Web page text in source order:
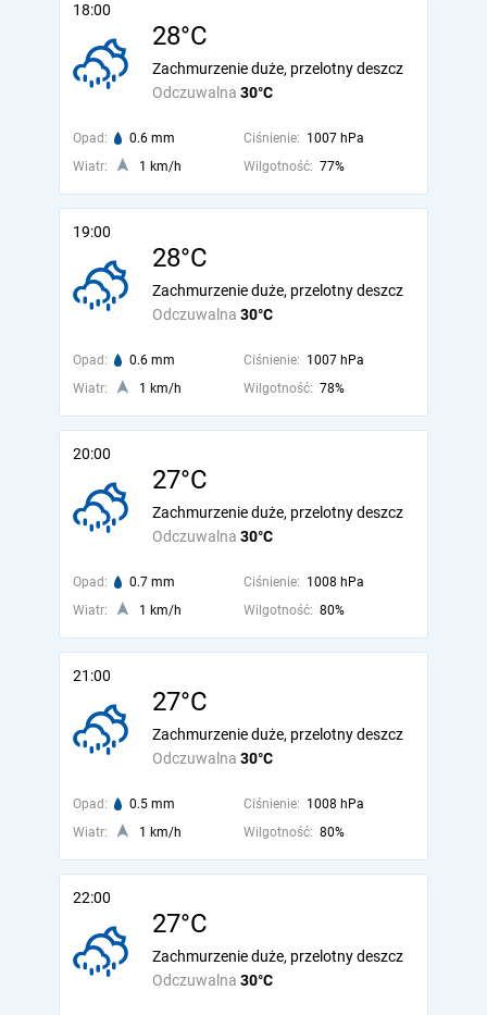
18:00
28°C
Odczuwalna 30°C
Zachmurzenie duże, przelotny deszcz
Opad: 0.6 mm Ciśnienie: 1007 hPa
Wiatr:
1 km/h Wilgotność: 77%
19:00
28°C
Odczuwalna 30°C
Zachmurzenie duże, przelotny deszcz
Opad: 0.6 mm Ciśnienie: 1007 hPa
Wiatr:
1 km/h Wilgotność: 78%
20:00
27°C
Odczuwalna 30°C
Zachmurzenie duże, przelotny deszcz
Opad: 0.7 mm Ciśnienie: 1008 hPa
Wiatr:
1 km/h Wilgotność: 80%
21:00
27°C
Odczuwalna 30°C
Zachmurzenie duże, przelotny deszcz
Opad: 0.5 mm Ciśnienie: 1008 hPa
Wiatr:
1 km/h Wilgotność: 80%
22:00
27°C
Odczuwalna 30°C
Zachmurzenie duże, przelotny deszcz